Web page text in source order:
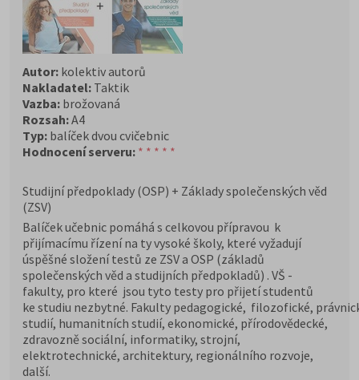
Autor: kolektiv autorů
Nakladatel: Taktik
Vazba: brožovaná
Rozsah:A4
Typ: balíček dvou cvičebnic
Hodnocení serveru: * * * * *
Studijní předpoklady (OSP) + Základy společenských věd
(ZSV)
Balíček učebnic pomáhá s celkovou přípravou k
přijímacímu řízení na ty vysoké školy, které vyžadují
úspěšné složení testů ze ZSV a OSP (základů
společenských věd a studijních předpokladů) . VŠ -
fakulty, pro které jsou tyto testy pro přijetí studentů
ke studiu nezbytné. Fakulty pedagogické, filozofické,
studií, humanitních studií, ekonomické, přírodovědecké,
zdravozně sociální, informatiky, strojní,
elektrotechnické, architektury, regionálního rozvoje,
další.